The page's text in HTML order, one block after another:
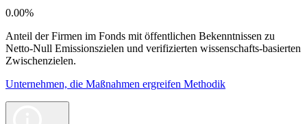
0.00%
Anteil der Firmen im Fonds mit öffentlichen Bekenntnissen zu
Netto-Null Emissionszielen und verifizierten wissenschafts-basierten
Zwischenzielen.
Unternehmen, die Maßnahmen ergreifen Methodik